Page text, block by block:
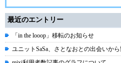
最近のエントリー
「in the looop」移転のお知らせ
ユニットSaSa、さとなおとの出会いか